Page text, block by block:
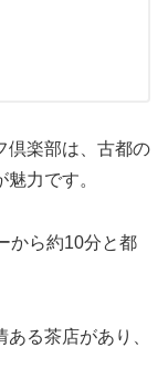
倶楽部は、古都の
力です。
から約10分と都
る茶店があり、